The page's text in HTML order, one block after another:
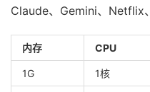
Claude、Gemini、Netflix
内存 CPU
1G 1核